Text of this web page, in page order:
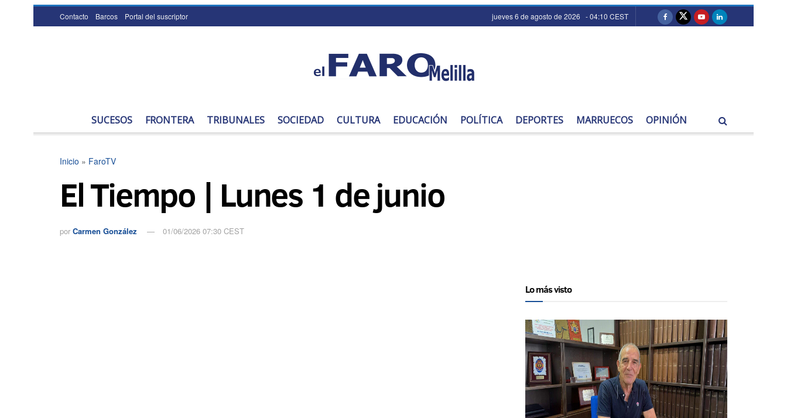
Contacto Barcos Portal del suscriptor jueves 6 de agosto de 2026 - 04:10 CEST
SUCESOS FRONTERA TRIBUNALES SOCIEDAD CULTURA EDUCACIÓN POLÍTICA DEPORTES MARRUECOS OPINIÓN
Inicio » FaroTV
El Tiempo | Lunes 1 de junio
por Carmen González 01/06/2026 07:30 CEST
Lo más visto